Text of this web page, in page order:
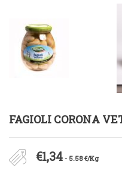
FAGIOLI CORONA
€1,34 - 5.58 €/Kg